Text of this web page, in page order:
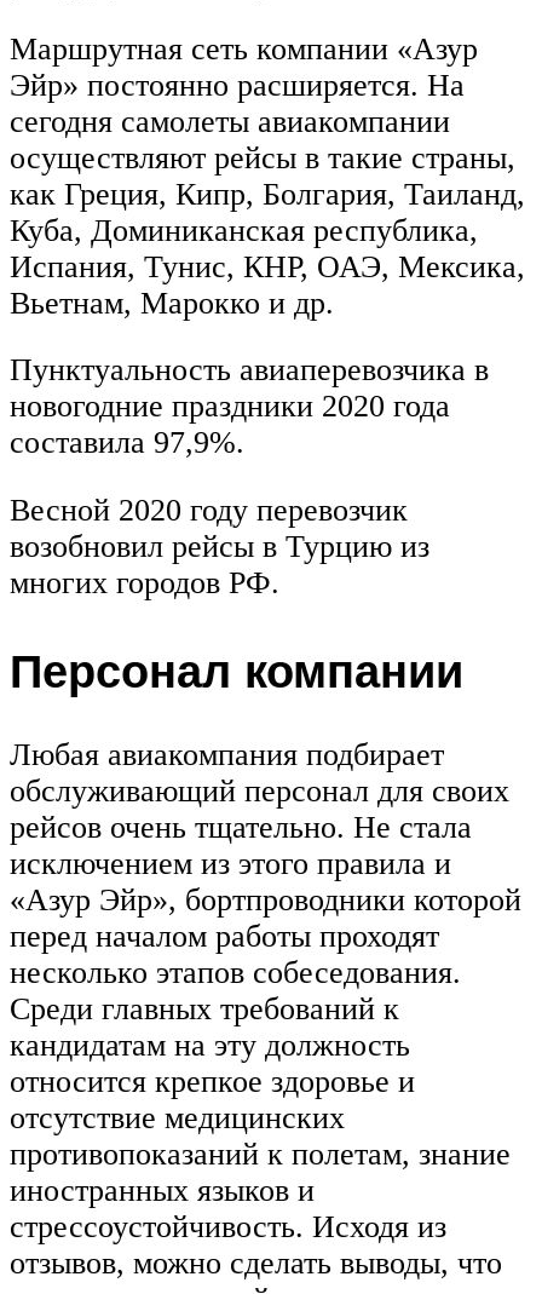
Маршрутная сеть компании «Азур
Эйр» постоянно расширяется. На
сегодня самолеты авиакомпании
осуществляют рейсы в такие страны,
как Греция, Кипр, Болгария, Таиланд,
Куба, Доминиканская республика,
Испания, Тунис, КНР, ОАЭ, Мексика,
Вьетнам, Марокко и др.
Пунктуальность авиаперевозчика в
новогодние праздники 2020 года
составила 97,9%.
Весной 2020 году перевозчик
возобновил рейсы в Турцию из
многих городов РФ.
Персонал компании
Любая авиакомпания подбирает
обслуживающий персонал для своих
рейсов очень тщательно. Не стала
исключением из этого правила и
«Азур Эйр», бортпроводники которой
перед началом работы проходят
несколько этапов собеседования.
Среди главных требований к
кандидатам на эту должность
относится крепкое здоровье и
отсутствие медицинских
противопоказаний к полетам, знание
иностранных языков и
стрессоустойчивость. Исходя из
отзывов, можно сделать выводы, что